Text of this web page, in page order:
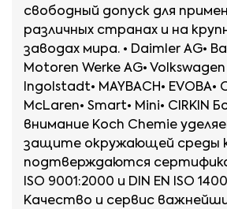
ACURA ILX;
AUDI A4, A5, A6, A7,
Allroad;
BMW 3,4,5;
CADILLAC CTS, STS;
CHEVROLET
Camaro, Malibu;
4
TL;
AUDI
BMW
свободный допуск для
различных странах и на
заводах мира. • Daimler AG•
Motoren Werke AG• Volkswagen
Ingolstadt• MAYBACH• EVOBA•
McLaren• Smart• Mini• CIRKIN
внимание Koch Chemie
защите окружающей среды
подтверждаются
ISO 9001:2000 и DIN EN ISO
Качество и сервис